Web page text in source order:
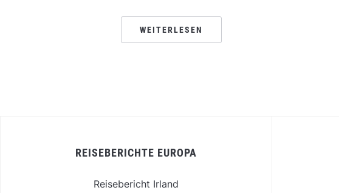
WEITERLESEN
REISEBERICHTE EUROPA
Reisebericht Irland